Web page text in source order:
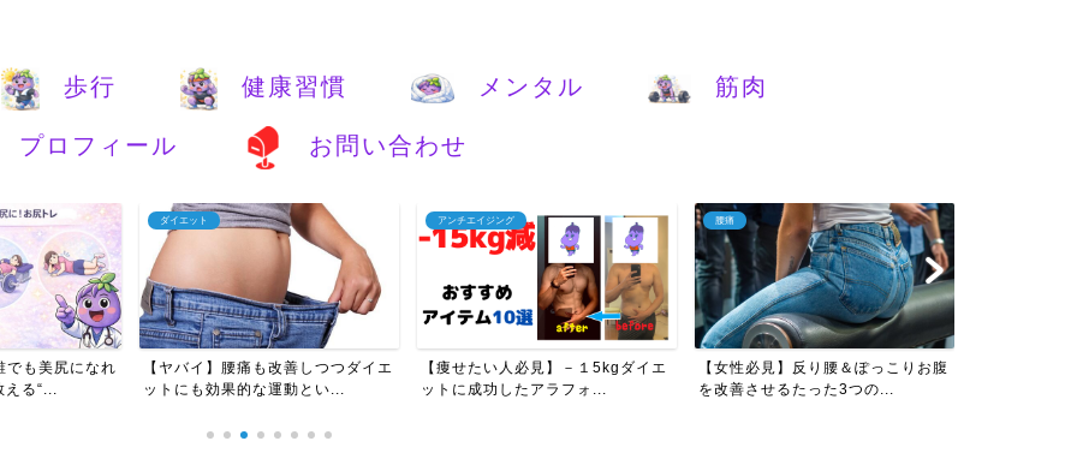
歩行 健康習慣 メンタル
筋肉
プロフィール
お問い合わせ
でも美尻になれ
える“...
ダイエット
【ヤバイ】腰痛も改善しつつダイエ
ットにも効果的な運動とい...
アンチエイジング
【痩せたい人必見】－１5kgダイエ
ットに成功したアラフォ...
腰痛
【女性必見】反り腰＆ぽっこりお腹
を改善させるたった3つの...